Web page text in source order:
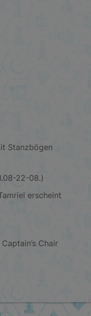
Stanzbögen
22-08.)
erscheint
Chair